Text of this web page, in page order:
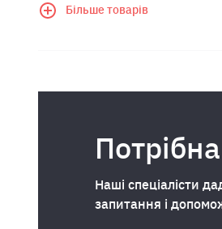
Більше товарів
Наші спеціалісти
запитання і